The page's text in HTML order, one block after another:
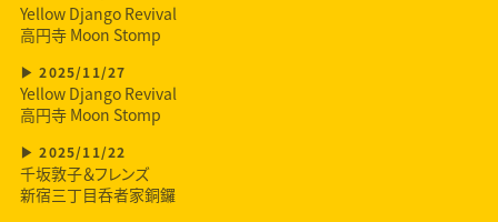
Yellow Django Revival
高円寺 Moon Stomp
2025/11/27
Yellow Django Revival
高円寺 Moon Stomp
2025/11/22
千坂敦子＆フレンズ
新宿三丁目呑者家銅鑼